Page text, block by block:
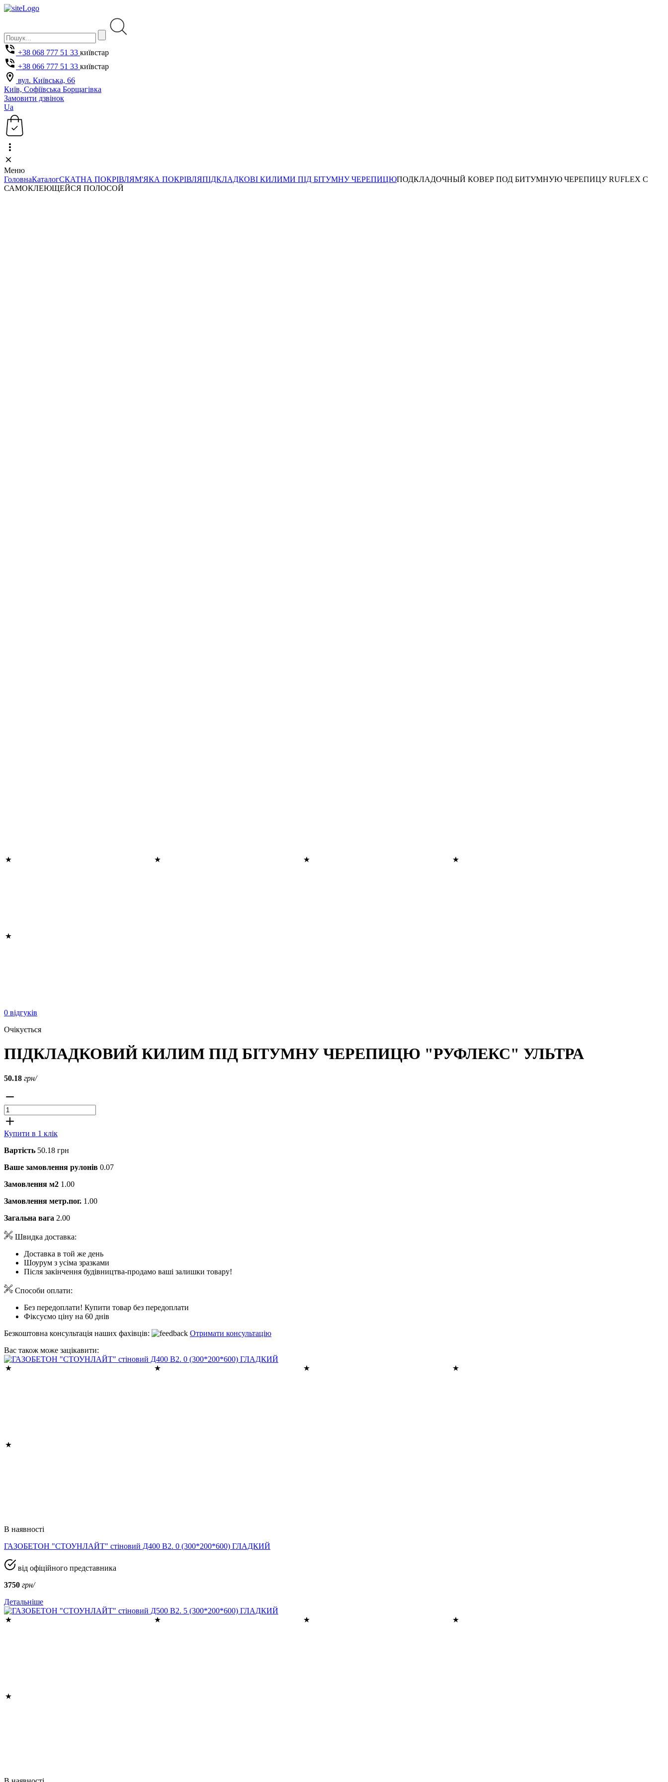
+38 068 777 51 33 київстар
+38 066 777 51 33 київстар
вул. Київська, 66
Київ, Софіївська Борщагівка
Замовити дзвінок
Ua
Меню
ГоловнаКаталогСКАТНА ПОКРІВЛЯМ'ЯКА ПОКРІВЛЯПІДКЛАДКОВІ КИЛИМИ ПІД БІТУМНУ ЧЕРЕПИЦЮПОДКЛАДОЧНЫЙ КОВЕР ПОД БИТУМНУЮ ЧЕРЕПИЦУ RUFLEX С
САМОКЛЕЮЩЕЙСЯ ПОЛОСОЙ
0 відгуків
Очікується
ПІДКЛАДКОВИЙ КИЛИМ ПІД БІТУМНУ ЧЕРЕПИЦЮ "РУФЛЕКС" УЛЬТРА
50.18 грн/
Купити в 1 клік
Вартість 50.18 грн
Ваше замовлення рулонів 0.07
Замовлення м2 1.00
Замовлення метр.пог. 1.00
Загальна вага 2.00
Швидка доставка:
Доставка в той же день
Шоурум з усіма зразками
Після закінчення будівництва-продамо ваші залишки товару!
Способи оплати:
Без передоплати! Купити товар без передоплати
Фіксуємо ціну на 60 днів
Безкоштовна консультація наших фахівців:
Отримати консультацію
Вас також може зацікавити:
В наявності
ГАЗОБЕТОН "СТОУНЛАЙТ" стіновий Д400 В2. 0 (300*200*600) ГЛАДКИЙ
від офіційного представника
3750 грн/
Детальніше